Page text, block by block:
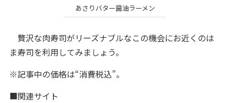
あさりバター醤油ラーメン
贅沢な肉寿司がリーズナブルなこの機会にお近くのは
ま寿司を利用してみましょう。
※記事中の価格は“消費税込”。
■関連サイト